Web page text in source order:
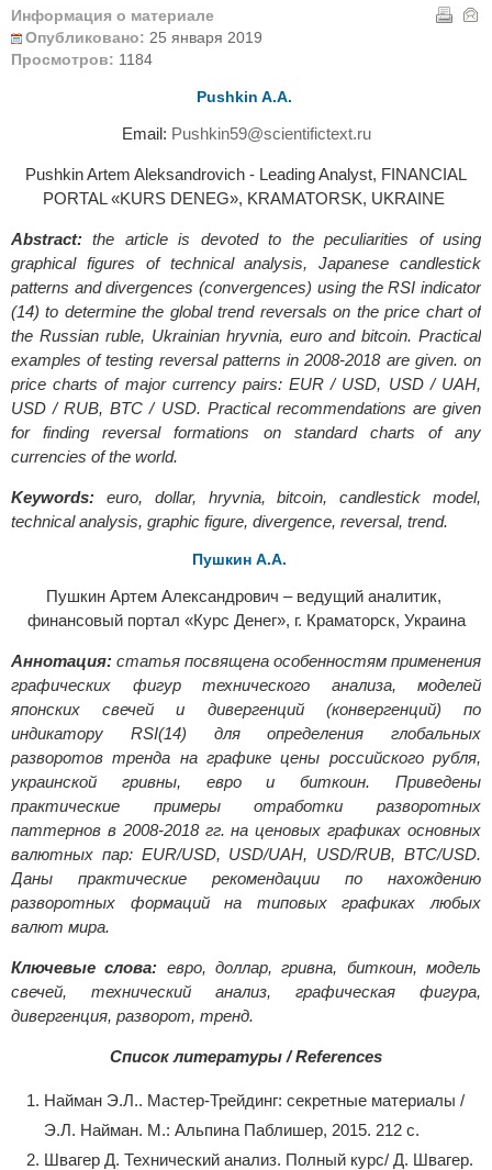
Информация о материале
Опубликовано: 25 января 2019
Просмотров: 1184
Pushkin A.А.
Email: Pushkin59@scientifictext.ru
Pushkin Artem Aleksandrovich - Leading Analyst, FINANCIAL
PORTAL «KURS DENEG», KRAMATORSK, UKRAINE
Abstract: the article is devoted to the peculiarities of using
graphical figures of technical analysis, Japanese candlestick
patterns and divergences (convergences) using the RSI indicator
(14) to determine the global trend reversals on the price chart of
the Russian ruble, Ukrainian hryvnia, euro and bitcoin. Practical
examples of testing reversal patterns in 2008-2018 are given. on
price charts of major currency pairs: EUR / USD, USD / UAH,
USD / RUB, BTC / USD. Practical recommendations are given
for finding reversal formations on standard charts of any
currencies of the world.
Keywords: euro, dollar, hryvnia, bitcoin, candlestick model,
technical analysis, graphic figure, divergence, reversal, trend.
Пушкин А.А.
Пушкин Артем Александрович – ведущий аналитик,
финансовый портал «Курс Денег», г. Краматорск, Украина
Аннотация: статья посвящена особенностям применения
графических фигур технического анализа, моделей
японских свечей и дивергенций (конвергенций) по
индикатору RSI(14) для определения глобальных
разворотов тренда на графике цены российского рубля,
украинской гривны, евро и биткоин. Приведены
практические примеры отработки разворотных
паттернов в 2008-2018 гг. на ценовых графиках основных
валютных пар: EUR/USD, USD/UAH, USD/RUB, BTC/USD.
Даны практические рекомендации по нахождению
разворотных формаций на типовых графиках любых
валют мира.
Ключевые слова: евро, доллар, гривна, биткоин, модель
свечей, технический анализ, графическая фигура,
дивергенция, разворот, тренд.
Список литературы / References
Найман Э.Л.. Мастер-Трейдинг: секретные материалы /
Э.Л. Найман. М.: Альпина Паблишер, 2015. 212 с.
Швагер Д. Технический анализ. Полный курс/ Д. Швагер.